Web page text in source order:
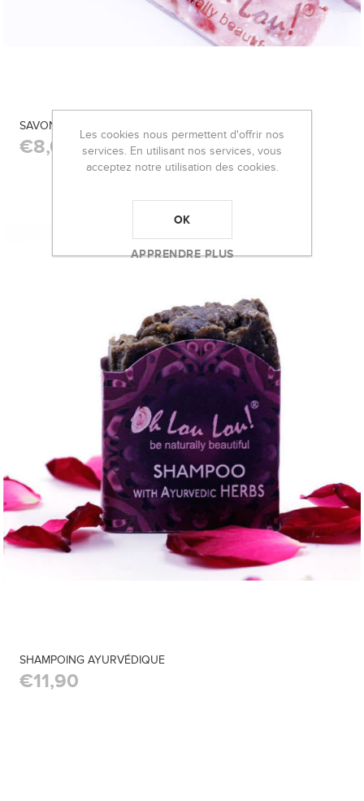
SAVON BIO ARTISANAL WILD ROSE 🌹 ~100g
€8,00
SHAMPOING AYURVÉDIQUE
€11,90
Les cookies nous permettent d'offrir nos
services. En utilisant nos services, vous
acceptez notre utilisation des cookies.
OK
APPRENDRE PLUS